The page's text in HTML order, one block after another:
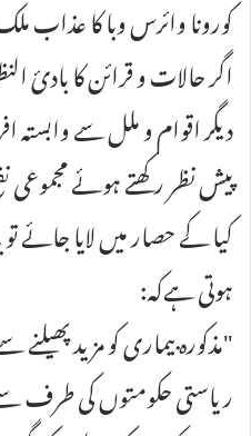
کورونا وائرس وبا کا عذاب
اگر حالات و قرائن کا بادئ
دیگر اقوام و ملل سے وابستہ
پیش نظر رکھتے ہوئے
کیا کے حصار میں لایا جائے
ہوتی ہےکہ:
"مذکورہ بیماری کو مزید
ریاستی حکومتوں کی طرف سے